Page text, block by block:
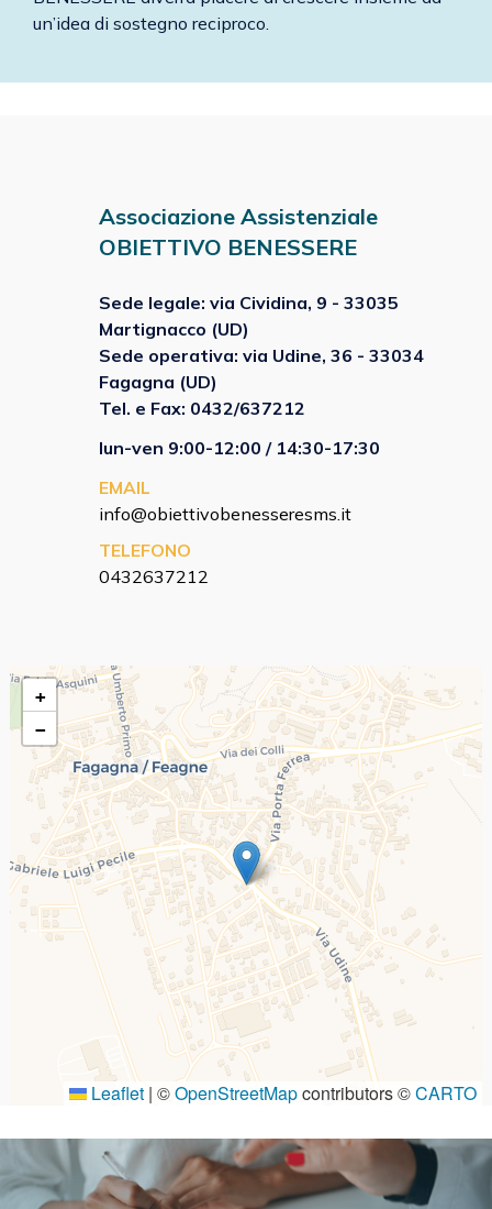
un’idea di sostegno reciproco.
Associazione Assistenziale
OBIETTIVO BENESSERE
Sede legale: via Cividina, 9 - 33035
Martignacco (UD)
Sede operativa: via Udine, 36 - 33034
Fagagna (UD)
Tel. e Fax: 0432/637212
lun-ven 9:00-12:00 / 14:30-17:30
EMAIL
info@obiettivobenesseresms.it
TELEFONO
0432637212
+
−
Leaflet | ©OpenStreetMapcontributors ©CARTO